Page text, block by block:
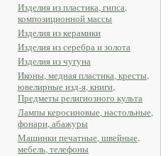
Изделия из пластика, гипса,
композиционной массы
Изделия из керамики
Изделия из серебра и золота
Изделия из чугуна
Иконы, медная пластика, кресты,
ювелирные изд-я, книги,
Предметы религиозного культа
Лампы керосиновые, настольные,
фонари, абажуры
Машинки печатные, швейные,
мебель, телефоны